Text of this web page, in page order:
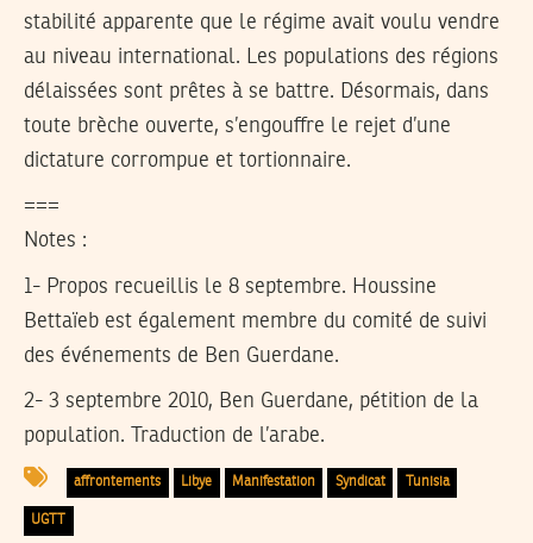
stabilité apparente que le régime avait voulu vendre
au niveau international. Les populations des régions
délaissées sont prêtes à se battre. Désormais, dans
toute brèche ouverte, s’engouffre le rejet d’une
dictature corrompue et tortionnaire.
===
Notes :
1- Propos recueillis le 8 septembre. Houssine
Bettaïeb est également membre du comité de suivi
des événements de Ben Guerdane.
2- 3 septembre 2010, Ben Guerdane, pétition de la
population. Traduction de l’arabe.
affrontements Libye Manifestation Syndicat Tunisia
UGTT